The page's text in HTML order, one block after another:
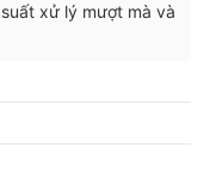
xử lý mượt mà và